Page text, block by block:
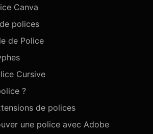
Canva
polices
de Police
Cursive
?
de polices
une police avec Adobe